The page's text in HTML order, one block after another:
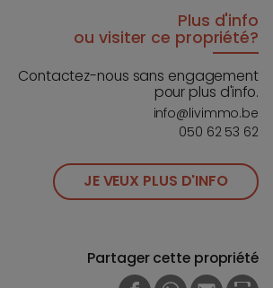
Plus d'info
ou visiter ce propriété?
Contactez-nous sans engagement
pour plus d'info.
info@livimmo.be
050 62 53 62
JE VEUX PLUS D'INFO
Partager cette propriété